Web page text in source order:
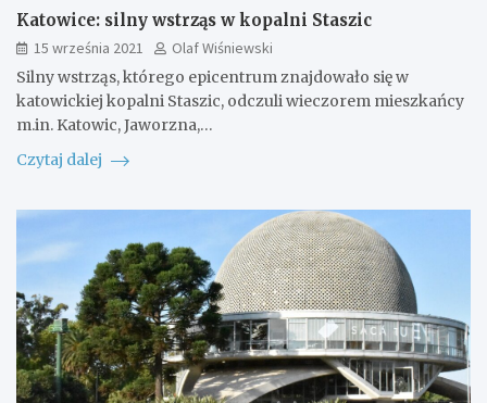
Katowice: silny wstrząs w kopalni Staszic
15 września 2021
Olaf Wiśniewski
Silny wstrząs, którego epicentrum znajdowało się w
katowickiej kopalni Staszic, odczuli wieczorem mieszkańcy
m.in. Katowic, Jaworzna,…
Czytaj dalej